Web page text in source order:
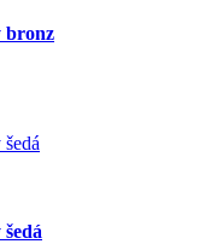
bronz